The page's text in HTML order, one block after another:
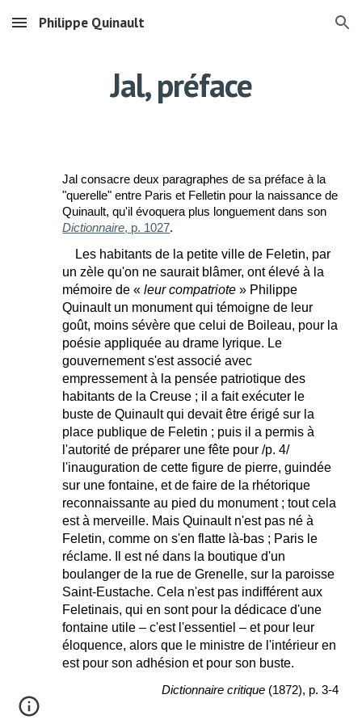
Skip to main content Skip to navigation
Philippe Quinault
Jal, préface
Jal consacre deux paragraphes de sa préface à la
"querelle" entre Paris et Felletin pour la naissance de
Quinault, qu'il évoquera plus longuement dans son
Dictionnaire, p. 1027.
Les habitants de la petite ville de Feletin, par
un zèle qu'on ne saurait blâmer, ont élevé à la
mémoire de «leur compatriote » Philippe
Quinault un monument qui témoigne de leur
goût, moins sévère que celui de Boileau, pour la
poésie appliquée au drame lyrique. Le
gouvernement s'est associé avec
empressement à la pensée patriotique des
habitants de la Creuse ; il a fait exécuter le
buste de Quinault qui devait être érigé sur la
place publique de Feletin ; puis il a permis à
l'autorité de préparer une fête pour /p. 4/
l'inauguration de cette figure de pierre, guindée
sur une fontaine, et de faire de la rhétorique
reconnaissante au pied du monument ; tout cela
est à merveille. Mais Quinault n'est pas né à
Feletin, comme on s'en flatte là-bas ; Paris le
réclame. Il est né dans la boutique d'un
boulanger de la rue de Grenelle, sur la paroisse
Saint-Eustache. Cela n'est pas indifférent aux
Feletinais, qui en sont pour la dédicace d'une
fontaine utile – c'est l'essentiel – et pour leur
éloquence, alors que le ministre de l'intérieur en
est pour son adhésion et pour son buste.
Dictionnaire critique(1872), p. 3-4